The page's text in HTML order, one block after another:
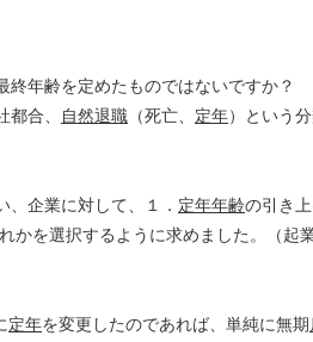
終年齢を定めたものではないですか？
合、 自然退職 （死亡、 定年）という
企業に対して、１． 定年年齢の引き上
かを選択するように求めました。（起
定年を変更したのであれば、単純に無期